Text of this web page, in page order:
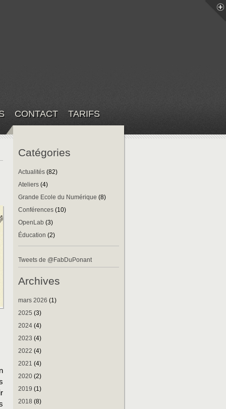
CONTACT TARIFS
Catégories
Actualités (82)
Ateliers (4)
Grande Ecole du Numérique (8)
Conférences (10)
OpenLab (3)
Éducation (2)
Tweets de @FabDuPonant
Archives
mars 2026 (1)
2025 (3)
2024 (4)
2023 (4)
2022 (4)
2021 (4)
2020 (2)
2019 (1)
2018 (8)